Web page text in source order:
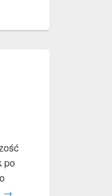
po
Prezent dla narodzonego
→